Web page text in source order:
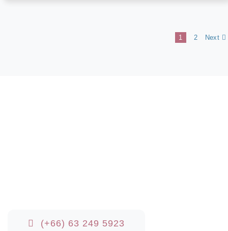
1 2 Next
(+66) 63 249 5923‬‬